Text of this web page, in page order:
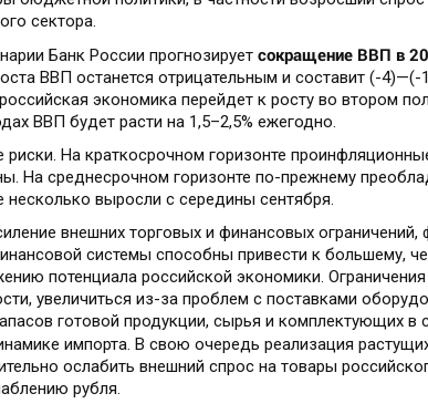
сектора.
Банк России прогнозирует сокращение ВВП в
ВВП останется отрицательным и составит (-4)—(-
экономика перейдет к росту во втором
ВВП будет расти на 1,5–2,5% ежегодно.
На краткосрочном горизонте
На среднесрочном горизонте по-прежнему
несколько выросли с середины сентября.
внешних торговых и финансовых ограничений,
системы способны привести к большему,
потенциала российской экономики.
увеличиться из-за проблем с поставками
готовой продукции, сырья и комплектующих в
импорта. В свою очередь реализация
ослабить внешний спрос на товары
рубля.